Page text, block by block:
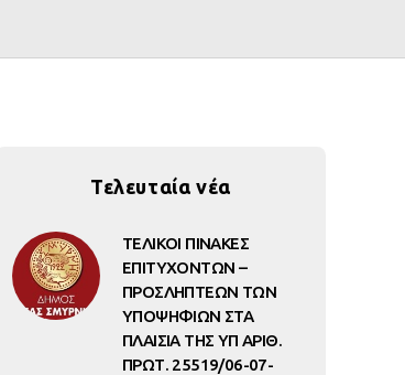
Τελευταία νέα
ΤΕΛΙΚΟΙ ΠΙΝΑΚΕΣ
ΕΠΙΤΥΧΟΝΤΩΝ –
ΠΡΟΣΛΗΠΤΕΩΝ ΤΩΝ
ΥΠΟΨΗΦΙΩΝ ΣΤΑ
ΠΛΑΙΣΙΑ ΤΗΣ ΥΠ ΑΡΙΘ.
ΠΡΩΤ. 25519/06-07-